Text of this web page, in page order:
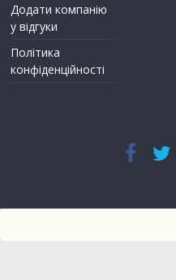
Додати компанію
у відгуки
Політика
конфіденційності